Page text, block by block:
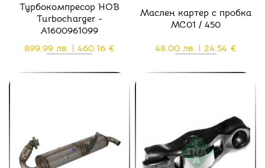
Турбокомпресор НОВ
Turbocharger -
A1600961099
899.99 лв. | 460.16 €
Маслен картер с пробка
MC01 / 450
48.00 лв. | 24.54 €